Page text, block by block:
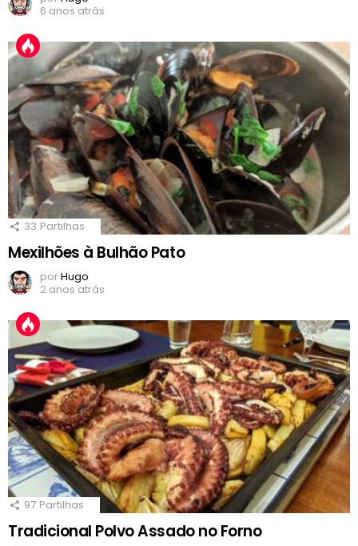
6 anos atrás
33 Partilhas
Mexilhões à Bulhão Pato
porHugo
2 anos atrás
97 Partilhas
Tradicional Polvo Assado no Forno